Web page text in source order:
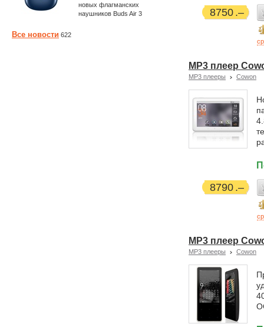
8750
MP3 плеер
MP3 плееры Cowon
8790
MP3 плеер
MP3 плееры Cowon
новых флагманских
наушников Buds Air 3
Все новости 622